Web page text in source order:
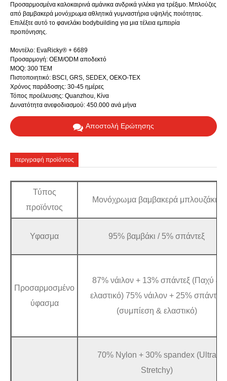
Προσαρμοσμένα καλοκαιρινά αμάνικα ανδρικά γιλέκα για τρέξιμο. Μπλούζες
από βαμβακερά μονόχρωμα αθλητικά γυμναστήρια υψηλής ποιότητας.
Επιλέξτε αυτό το φανελάκι bodybuilding για μια τέλεια εμπειρία
προπόνησης.
Μοντέλο: EvaRicky® + 6689
Προσαρμογή: OEM/ODM αποδεκτό
MOQ: 300 ΤΕΜ
Πιστοποιητικό: BSCI, GRS, SEDEX, OEKO-TEX
Χρόνος παράδοσης: 30-45 ημέρες
Τόπος προέλευσης: Quanzhou, Κίνα
Δυνατότητα ανεφοδιασμού: 450.000 ανά μήνα
Αποστολή Ερώτησης
περιγραφή προϊόντος
Τύπος
προϊόντος
Μονόχρωμα βαμβακερά μπλουζάκια
Υφασμα 95% βαμβάκι / 5% σπάντεξ
Προσαρμοσμένο
ύφασμα
87% νάιλον + 13% σπάντεξ (Παχύ &
ελαστικό) 75% νάιλον + 25% σπάντεξ
(συμπίεση & ελαστικό)
70% Nylon + 30% spandex (Ultra
Stretchy)